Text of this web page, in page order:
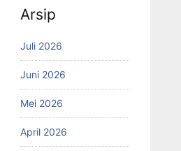
Arsip
Juli 2026
Juni 2026
Mei 2026
April 2026